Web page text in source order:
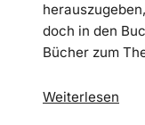
doch in den
Bücher zum
Weiterlesen